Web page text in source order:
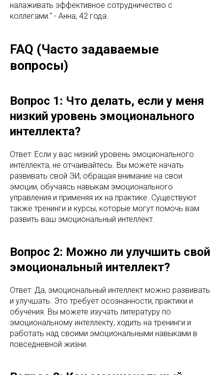
налаживать эффективное сотрудничество с
коллегами." - Анна, 42 года.
FAQ (Часто задаваемые
вопросы)
Вопрос 1: Что делать, если у меня
низкий уровень эмоционального
интеллекта?
Ответ: Если у вас низкий уровень эмоционального
интеллекта, не отчаивайтесь. Вы можете начать
развивать свой ЭИ, обращая внимание на свои
эмоции, обучаясь навыкам эмоционального
управления и применяя их на практике. Существуют
также тренинги и курсы, которые могут помочь вам
развить ваш эмоциональный интеллект.
Вопрос 2: Можно ли улучшить свой
эмоциональный интеллект?
Ответ: Да, эмоциональный интеллект можно развивать
и улучшать. Это требует осознанности, практики и
обучения. Вы можете изучать литературу по
эмоциональному интеллекту, ходить на тренинги и
работать над своими эмоциональными навыками в
повседневной жизни.